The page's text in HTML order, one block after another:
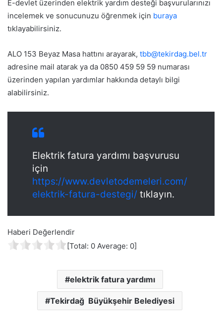
E-devlet üzerinden elektrik yardım desteği başvurularınızı
incelemek ve sonucunuzu öğrenmek için buraya
tıklayabilirsiniz.
ALO 153 Beyaz Masa hattını arayarak, tbb@tekirdag.bel.tr
adresine mail atarak ya da 0850 459 59 59 numarası
üzerinden yapılan yardımlar hakkında detaylı bilgi
alabilirsiniz.
Elektrik fatura yardımı başvurusu
için
https://www.devletodemeleri.com/
elektrik-fatura-destegi/ tıklayın.
Haberi Değerlendir
[Total: 0 Average: 0]
elektrik fatura yardımı
Tekirdağ Büyükşehir Belediyesi